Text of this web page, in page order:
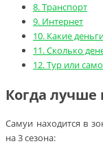
8.Транспорт
9. Интернет
10. Какие
11.Сколько
12.Тур или
Когда лучше
Самуи находится в
на 3 сезона: